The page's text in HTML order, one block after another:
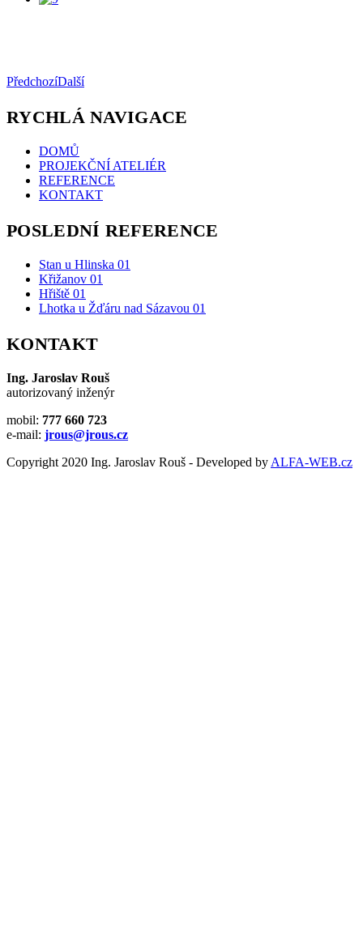
PředchozíDalší
RYCHLÁ NAVIGACE
DOMŮ
PROJEKČNÍ ATELIÉR
REFERENCE
KONTAKT
POSLEDNÍ REFERENCE
Stan u Hlinska 01
Křižanov 01
Hřiště 01
Lhotka u Žďáru nad Sázavou 01
KONTAKT
Ing. Jaroslav Rouš
autorizovaný inženýr
mobil: 777 660 723
e-mail: jrous@jrous.cz
Copyright 2020 Ing. Jaroslav Rouš - Developed by ALFA-WEB.cz